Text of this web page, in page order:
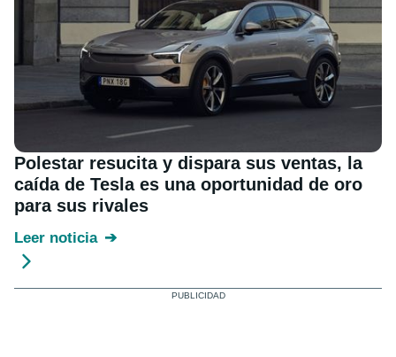
Polestar resucita y dispara sus ventas, la
caída de Tesla es una oportunidad de oro
para sus rivales
Leer noticia